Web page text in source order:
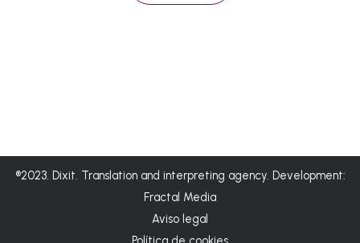
®2023. Dixit. Translation and interpreting agency. Development:
Fractal Media
Aviso legal